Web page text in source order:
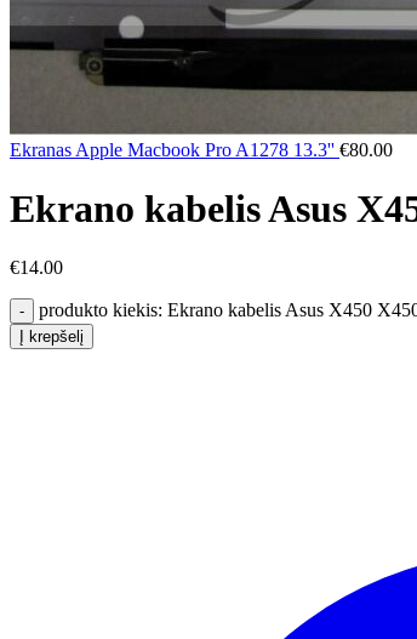
Ekranas Apple Macbook Pro A1278 13.3'' €80.00
Ekrano kabelis Asus
€14.00
produkto kiekis: Ekrano kabelis Asus X450
Į krepšelį